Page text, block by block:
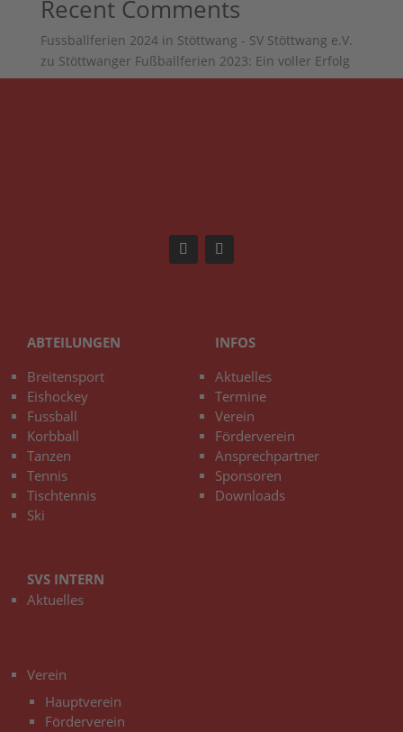
Recent Comments
Fussballferien 2024 in Stöttwang - SV Stöttwang e.V.
zu Stöttwanger Fußballferien 2023: Ein voller Erfolg
ABTEILUNGEN
Breitensport
Eishockey
Fussball
Korbball
Tanzen
Tennis
Tischtennis
Ski
SVS INTERN
Aktuelles
Verein
Hauptverein
Förderverein
INFOS
Aktuelles
Termine
Verein
Förderverein
Ansprechpartner
Sponsoren
Downloads